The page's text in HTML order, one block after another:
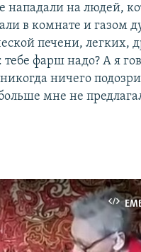
нападали на людей,
в комнате и газом
печени, легких,
фарш надо? А я
ничего
мне не